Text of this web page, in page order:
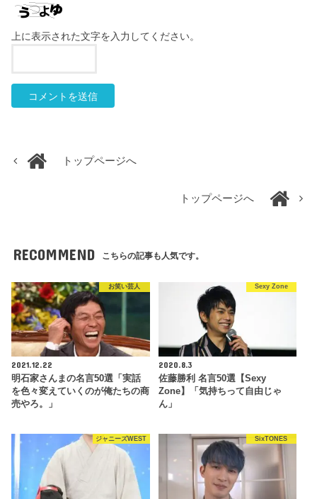
上に表示された文字を入力してください。
トップページへ
トップページへ
RECOMMEND こちらの記事も人気です。
お笑い芸人
2021.12.22
明石家さんまの名言50選「実話
を色々変えていくのが俺たちの商
売やろ。」
Sexy Zone
2020.8.3
佐藤勝利 名言50選【Sexy
Zone】「気持ちって自由じゃ
ん」
ジャニーズWEST SixTONES